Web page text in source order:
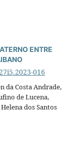
ENTRE
016
da Costa Andrade,
de Lucena,
dos Santos